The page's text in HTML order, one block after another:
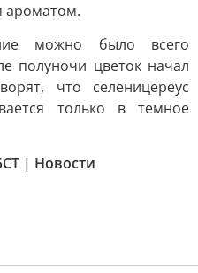
ароматом.
можно было всего
полуночи цветок начал
что селеницереус
только в темное
| Новости